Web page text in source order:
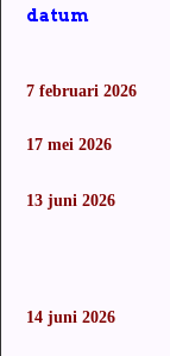
datum
7 februari 2026
17 mei 2026
13 juni 2026
14 juni 2026